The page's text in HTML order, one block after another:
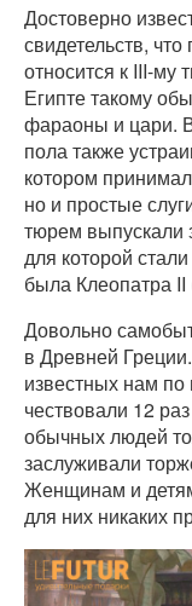
Достоверно
свидетельств,
относится к III-му
Египте такому
фараоны и цари.
пола также
котором
но и простые
тюрем
для которой
была Клеопатра
Довольно
в Древней
известных нам по
чествовали 12
обычных людей
заслуживали
Женщинам и
для них никаких